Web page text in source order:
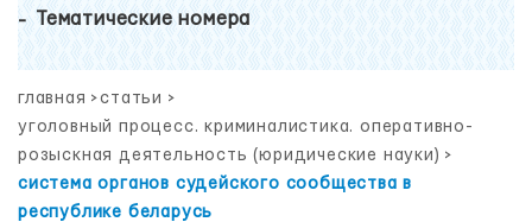
Тематические номера
главная >статьи >
уголовный процесс. криминалистика. оперативно-
розыскная деятельность (юридические науки) >
система органов судейского сообщества в
республике беларусь